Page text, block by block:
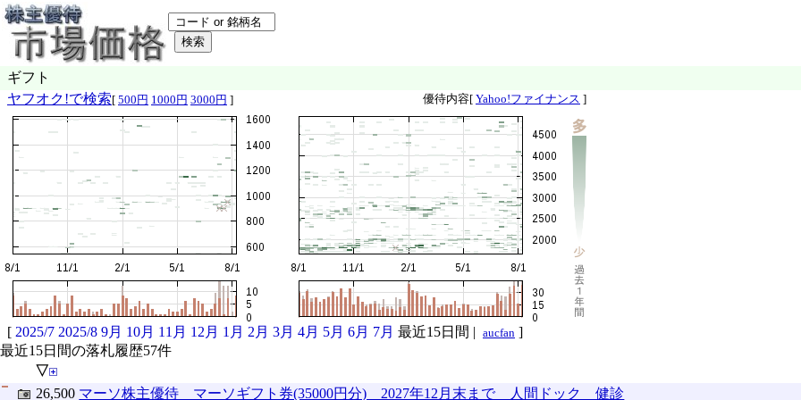
ギフト
ヤフオク!で検索 [ 500円 1000円 3000円 ] 優待内容[ Yahoo!ファイナンス ]
[ 2025/7 2025/8 9月 10月 11月 12月 1月 2月 3月 4月 5月 6月 7月 最近15日間 | aucfan ]
最近15日間の落札履歴57件
▽
26,500 マーソ株主優待 マーソギフト券(35000円分) 2027年12月末まで 人間ドック 健診